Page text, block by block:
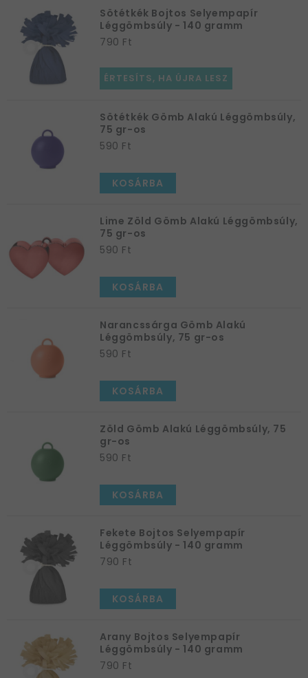
Sötétkék Bojtos Selyempapír
Léggömbsúly - 140 gramm
790 Ft
ÉRTESÍTS, HA ÚJRA LESZ
Sötétkék Gömb Alakú Léggömbsúly,
75 gr-os
590 Ft
KOSÁRBA
Lime Zöld Gömb Alakú Léggömbsúly,
75 gr-os
590 Ft
KOSÁRBA
Narancssárga Gömb Alakú
Léggömbsúly, 75 gr-os
590 Ft
KOSÁRBA
Zöld Gömb Alakú Léggömbsúly, 75
gr-os
590 Ft
KOSÁRBA
Fekete Bojtos Selyempapír
Léggömbsúly - 140 gramm
790 Ft
KOSÁRBA
Arany Bojtos Selyempapír
Léggömbsúly - 140 gramm
790 Ft